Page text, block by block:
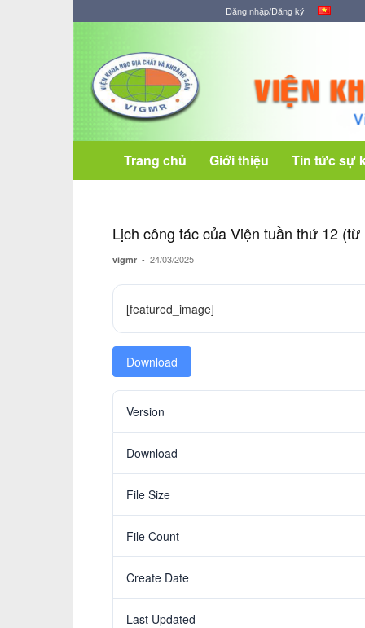
Đăng nhập/Đăng ký
Viện
Khoa
học
Địa
chất
và
Khoáng
sản
Trang chủ Giới thiệu Tin tức sự
Lịch công tác của Viện tuần thứ 12
vigmr - 24/03/2025
[featured_image]
Download
Version
Download
File Size
File Count
Create Date
Last Updated